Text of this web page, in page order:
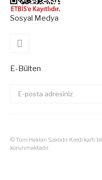
Sosyal Medya
E-Bülten
© Tüm Hakları Saklıdır. Kredi
korunmaktadır.